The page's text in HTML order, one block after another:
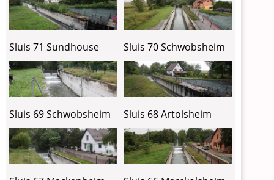
Sluis 71 Sundhouse Sluis 70 Schwobsheim
Sluis 69 Schwobsheim Sluis 68 Artolsheim